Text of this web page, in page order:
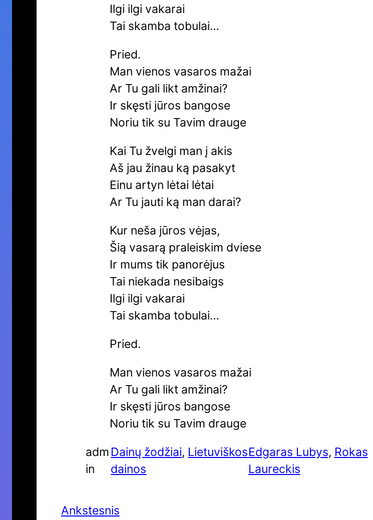
Ilgi ilgi vakarai
Tai skamba tobulai…
Pried.
Man vienos vasaros mažai
Ar Tu gali likt amžinai?
Ir skęsti jūros bangose
Noriu tik su Tavim drauge
Kai Tu žvelgi man į akis
Aš jau žinau ką pasakyt
Einu artyn lėtai lėtai
Ar Tu jauti ką man darai?
Kur neša jūros vėjas,
Šią vasarą praleiskim dviese
Ir mums tik panorėjus
Tai niekada nesibaigs
Ilgi ilgi vakarai
Tai skamba tobulai…
Pried.
Man vienos vasaros mažai
Ar Tu gali likt amžinai?
Ir skęsti jūros bangose
Noriu tik su Tavim drauge
adm
in
Dainų žodžiai, Lietuviškos
dainos
Edgaras Lubys, Rokas
Laureckis
Ankstesnis